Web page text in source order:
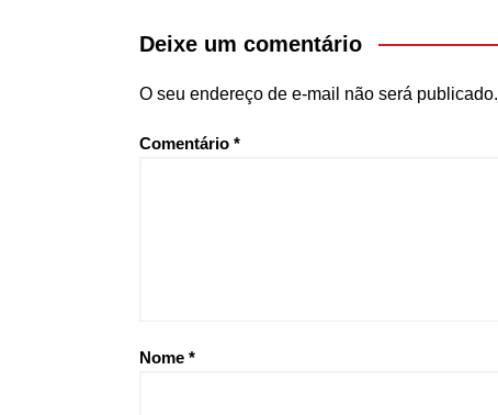
Deixe um comentário
O seu endereço de e-mail não será publicado.
Comentário *
Nome *